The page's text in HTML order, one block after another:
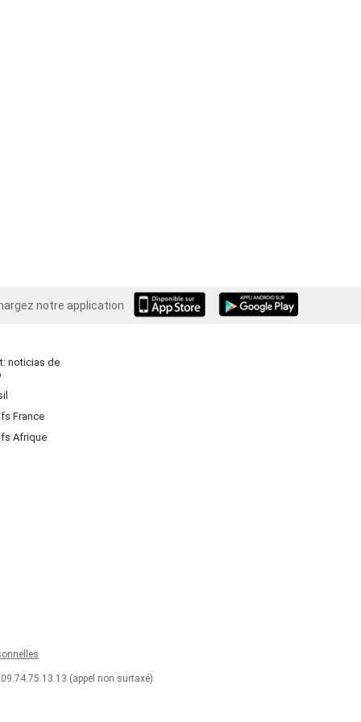
notre application
Android
noticias de
France
Afrique
(appel non surtaxé)